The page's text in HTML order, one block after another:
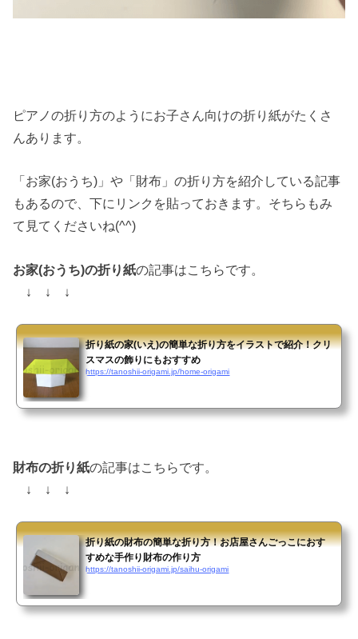
ピアノの折り方のようにお子さん向けの折り紙がたくさ
んあります。
「お家(おうち)」や「財布」の折り方を紹介している記事
もあるので、下にリンクを貼っておきます。そちらもみ
て見てくださいね(^^)
お家(おうち)の折り紙の記事はこちらです。
↓ ↓ ↓
折り紙の家(いえ)の簡単な折り方をイラストで紹介！クリ
スマスの飾りにもおすすめ
https://tanoshii-origami.jp/home-origami
財布の折り紙の記事はこちらです。
↓ ↓ ↓
折り紙の財布の簡単な折り方！お店屋さんごっこにおす
すめな手作り財布の作り方
https://tanoshii-origami.jp/saihu-origami